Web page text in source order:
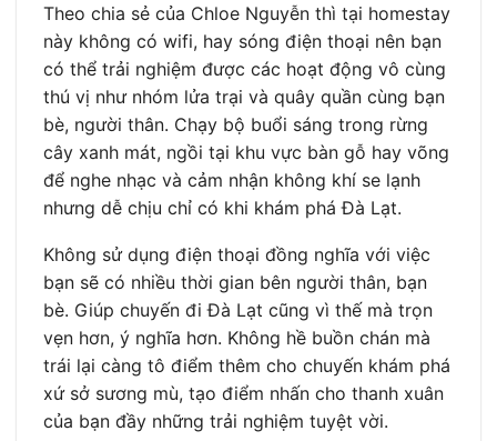
Theo chia sẻ của Chloe Nguyễn thì tại homestay
này không có wifi, hay sóng điện thoại nên bạn
có thể trải nghiệm được các hoạt động vô cùng
thú vị như nhóm lửa trại và quây quần cùng bạn
bè, người thân. Chạy bộ buổi sáng trong rừng
cây xanh mát, ngồi tại khu vực bàn gỗ hay võng
để nghe nhạc và cảm nhận không khí se lạnh
nhưng dễ chịu chỉ có khi khám phá Đà Lạt.
Không sử dụng điện thoại đồng nghĩa với việc
bạn sẽ có nhiều thời gian bên người thân, bạn
bè. Giúp chuyến đi Đà Lạt cũng vì thế mà trọn
vẹn hơn, ý nghĩa hơn. Không hề buồn chán mà
trái lại càng tô điểm thêm cho chuyến khám phá
xứ sở sương mù, tạo điểm nhấn cho thanh xuân
của bạn đầy những trải nghiệm tuyệt vời.